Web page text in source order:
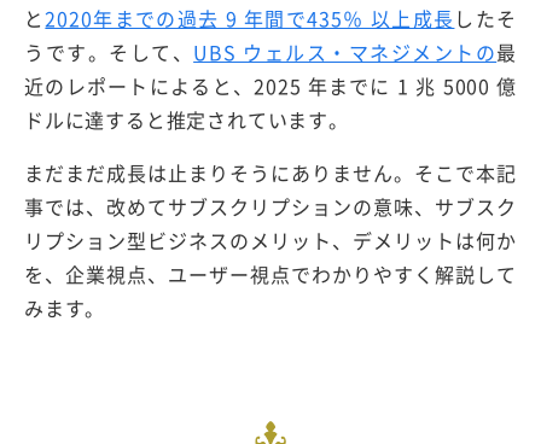
と2020年までの過去 9 年間で435％ 以上成長 したそ
うです。そして、 UBS ウェルス・マネジメントの最
近のレポートによると、2025 年までに 1 兆 5000 億
ドルに達すると推定されています。
まだまだ成長は止まりそうにありません。そこで本記
事では、改めてサブスクリプションの意味、サブスク
リプション型ビジネスのメリット、デメリットは何か
を、企業視点、ユーザー視点でわかりやすく解説して
みます。